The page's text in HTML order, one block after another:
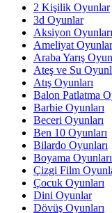
2 Kişilik Oyunlar
3d Oyunlar
Aksiyon Oyunları
Ameliyat
Araba Yarış
Ateş ve Su
Atış Oyunları
Balon Patlatma
Barbie Oyunları
Beceri Oyunları
Ben 10 Oyunları
Bilardo Oyunları
Boyama Oyunları
Çizgi Film
Çocuk Oyunları
Dini Oyunlar
Dövüş Oyunları